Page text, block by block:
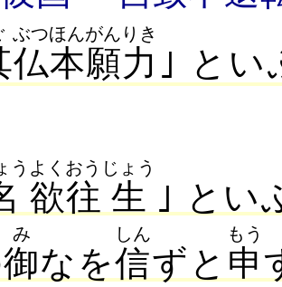
仏
ぶつ
本願
ほんがん
力
りき
｣ と
う
欲
よく
往
おう
生
じょう
｣ とい
御
み
なを信
しん
ずと 申
もう